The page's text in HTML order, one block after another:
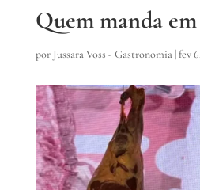
Quem manda em
por Jussara Voss - Gastronomia|fev